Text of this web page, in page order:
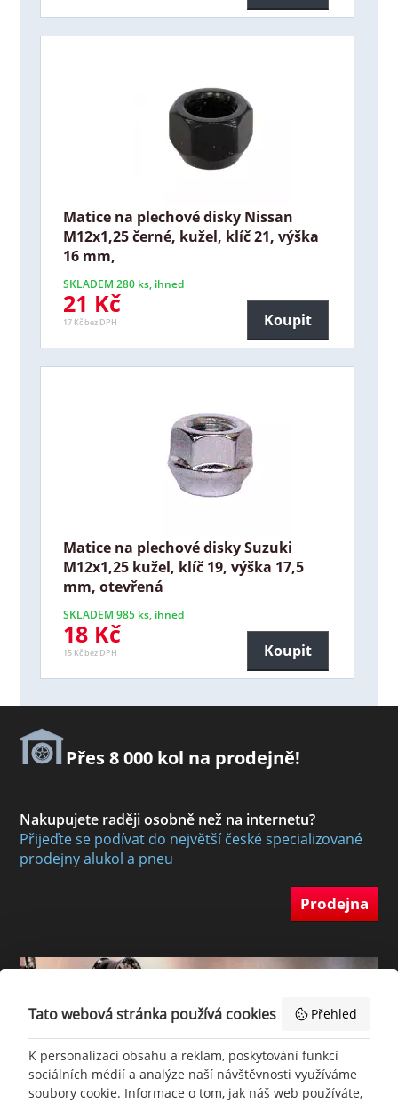
Matice na plechové disky Nissan
M12x1,25 černé, kužel, klíč 21, výška
16 mm,
SKLADEM 280 ks, ihned
21 Kč
17 Kč bez DPH Koupit
Matice na plechové disky Suzuki
M12x1,25 kužel, klíč 19, výška 17,5
mm, otevřená
SKLADEM 985 ks, ihned
18 Kč
15 Kč bez DPH Koupit
Přes 8 000 kol na prodejně!
Nakupujete raději osobně než na internetu?
Přijeďte se podívat do největší české specializované
prodejny alukol a pneu
Prodejna
Tato webová stránka používá cookies Přehled
K personalizaci obsahu a reklam, poskytování funkcí
sociálních médií a analýze naší návštěvnosti využíváme
soubory cookie. Informace o tom, jak náš web používáte,